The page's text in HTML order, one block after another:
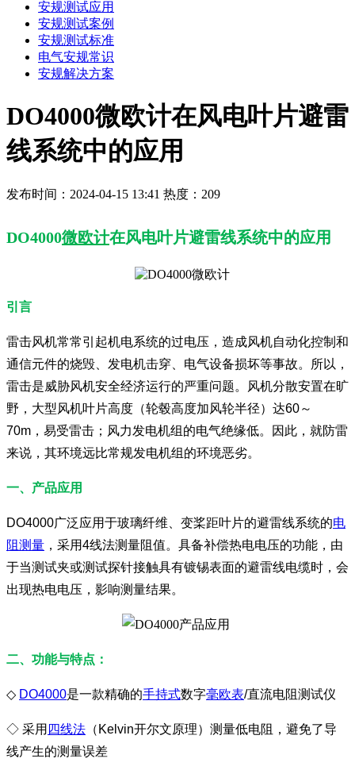
安规测试应用
安规测试案例
安规测试标准
电气安规常识
安规解决方案
DO4000微欧计在风电叶片避雷
线系统中的应用
发布时间：2024-04-15 13:41 热度：209
DO4000微欧计在风电叶片避雷线系统中的应用
引言
雷击风机常常引起机电系统的过电压，造成风机自动化控制和
通信元件的烧毁、发电机击穿、电气设备损坏等事故。所以，
雷击是威胁风机安全经济运行的严重问题。风机分散安置在旷
野，大型风机叶片高度（轮毂高度加风轮半径）达60～
70m，易受雷击；风力发电机组的电气绝缘低。因此，就防雷
来说，其环境远比常规发电机组的环境恶劣。
一、产品应用
DO4000广泛应用于玻璃纤维、变桨距叶片的避雷线系统的电
阻测量 ，采用4线法测量阻值。具备补偿热电电压的功能，由
于当测试夹或测试探针接触具有镀锡表面的避雷线电缆时，会
出现热电电压，影响测量结果。
二、功能与特点：
◇ DO4000是一款精确的手持式数字毫欧表/直流电阻测试仪
◇ 采用 四线法 （Kelvin开尔文原理）测量低电阻，避免了导
线产生的测量误差